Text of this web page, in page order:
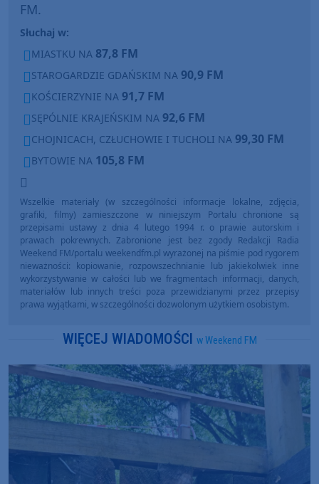
FM.
Słuchaj w:
MIASTKU NA 87,8 FM
STAROGARDZIE GDAŃSKIM NA 90,9 FM
KOŚCIERZYNIE NA 91,7 FM
SĘPÓLNIE KRAJEŃSKIM NA 92,6 FM
CHOJNICACH, CZŁUCHOWIE I TUCHOLI NA 99,30 FM
BYTOWIE NA 105,8 FM
Wszelkie materiały (w szczególności informacje lokalne, zdjęcia,
grafiki, filmy) zamieszczone w niniejszym Portalu chronione są
przepisami ustawy z dnia 4 lutego 1994 r. o prawie autorskim i
prawach pokrewnych. Zabronione jest bez zgody Redakcji Radia
Weekend FM/portalu weekendfm.pl wyrażonej na piśmie pod rygorem
nieważności: kopiowanie, rozpowszechnianie lub jakiekolwiek inne
wykorzystywanie w całości lub we fragmentach informacji, danych,
materiałów lub innych treści poza przewidzianymi przez przepisy
prawa wyjątkami, w szczególności dozwolonym użytkiem osobistym.
WIĘCEJ WIADOMOŚCI w Weekend FM